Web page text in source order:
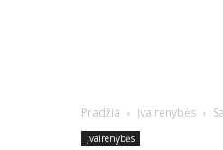
Pradžia Įvairenybės
Įvairenybės